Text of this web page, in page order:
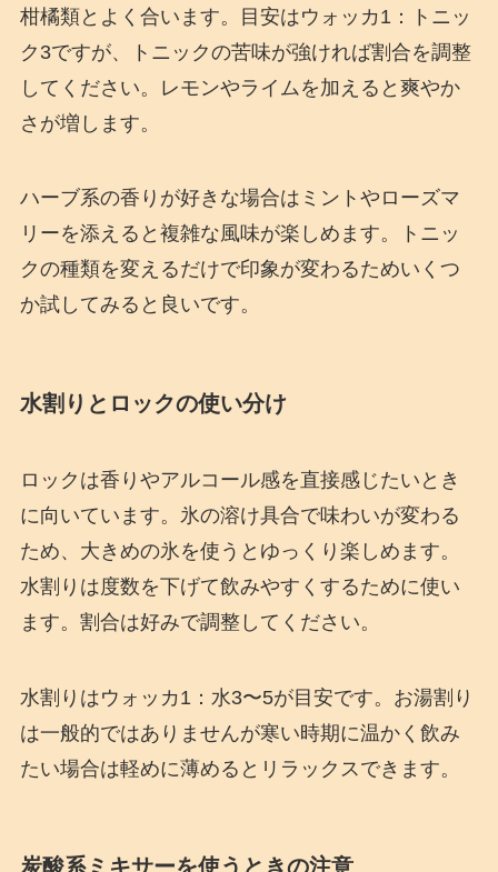
柑橘類とよく合います。目安はウォッカ1：トニッ
ク3ですが、トニックの苦味が強ければ割合を調整
してください。レモンやライムを加えると爽やか
さが増します。
ハーブ系の香りが好きな場合はミントやローズマ
リーを添えると複雑な風味が楽しめます。トニッ
クの種類を変えるだけで印象が変わるためいくつ
か試してみると良いです。
水割りとロックの使い分け
ロックは香りやアルコール感を直接感じたいとき
に向いています。氷の溶け具合で味わいが変わる
ため、大きめの氷を使うとゆっくり楽しめます。
水割りは度数を下げて飲みやすくするために使い
ます。割合は好みで調整してください。
水割りはウォッカ1：水3〜5が目安です。お湯割り
は一般的ではありませんが寒い時期に温かく飲み
たい場合は軽めに薄めるとリラックスできます。
炭酸系ミキサーを使うときの注意